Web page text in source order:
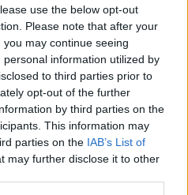
use the below opt-out
Please note that after your
may continue seeing
information utilized by
to third parties prior to
opt-out of the further
by third parties on the
This information may
parties on the IAB’s List of
may further disclose it to other
Weboldal:
https://valient.hu/